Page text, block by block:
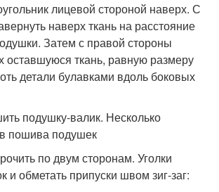
лицевой стороной наверх. С
наверх ткань на расстояние
Затем с правой стороны
оставшуюся ткань, равную размеру
детали булавками вдоль боковых
по двум сторонам. Уголки
и обметать припуски швом зиг-заг: